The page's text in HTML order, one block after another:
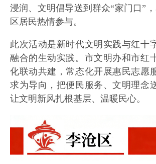
浸润、文明倡导送到群众“家门口”
区居民热情参与。
此次活动是新时代文明实践与红十
融合的生动实践。市文明办和市红
化联动共建，常态化开展惠民志愿
求为导向，把便民服务、文明理念
让文明新风扎根基层、温暖民心。